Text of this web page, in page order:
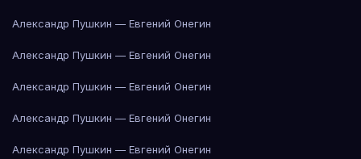
Александр Пушкин — Евгений Онегин
Александр Пушкин — Евгений Онегин
Александр Пушкин — Евгений Онегин
Александр Пушкин — Евгений Онегин
Александр Пушкин — Евгений Онегин